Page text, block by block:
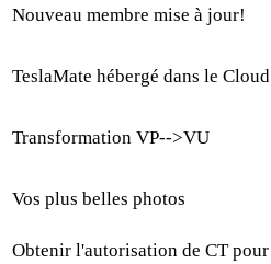
Nouveau membre mise à jour!
TeslaMate hébergé dans le Cloud
Transformation VP-->VU
Vos plus belles photos
Obtenir l'autorisation de CT pour